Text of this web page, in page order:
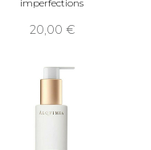
imperfections
20,00